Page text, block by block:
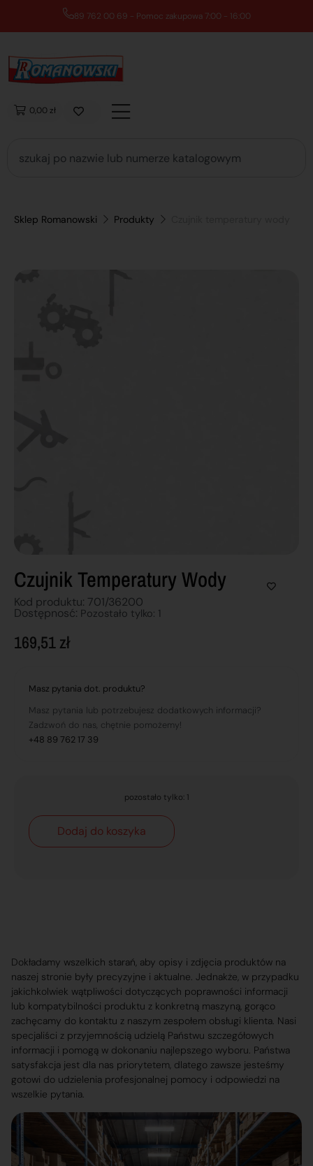
89 762 00 69 - Pomoc zakupowa 7:00 - 16:00
0,00 zł
Sklep Romanowski Produkty
Czujnik Temperatury Wody
Kod produktu: 701/36200
Dostępnosć: Pozostało tylko: 1
169,51zł
Masz pytania dot. produktu?
Masz pytania lub potrzebujesz dodatkowych informacji?
Zadzwoń do nas, chętnie pomożemy!
+48 89 762 17 39
pozostało tylko: 1
Dodaj do koszyka
Dokładamy wszelkich starań, aby opisy i zdjęcia produktów na
naszej stronie były precyzyjne i aktualne. Jednakże, w przypadku
jakichkolwiek wątpliwości dotyczących poprawności informacji
lub kompatybilności produktu z konkretną maszyną, gorąco
zachęcamy do kontaktu z naszym zespołem obsługi klienta. Nasi
specjaliści z przyjemnością udzielą Państwu szczegółowych
informacji i pomogą w dokonaniu najlepszego wyboru. Państwa
satysfakcja jest dla nas priorytetem, dlatego zawsze jesteśmy
gotowi do udzielenia profesjonalnej pomocy i odpowiedzi na
wszelkie pytania.